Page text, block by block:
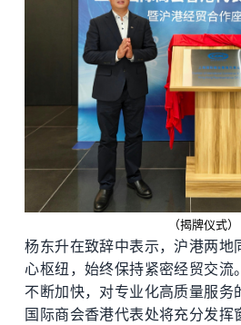
（揭牌仪式）
杨东升在致辞中表示，沪港两地
心枢纽，始终保持紧密经贸交流
不断加快，对专业化高质量服务
国际商会香港代表处将充分发挥